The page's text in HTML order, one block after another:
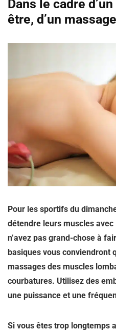
Dans le cadre
être, d’un
Pour les sportifs du
détendre leurs muscles
n’avez pas grand-chose à
basiques vous conviendront
massages des muscles
courbatures. Utilisez des
une puissance et une
Si vous êtes trop longtemps